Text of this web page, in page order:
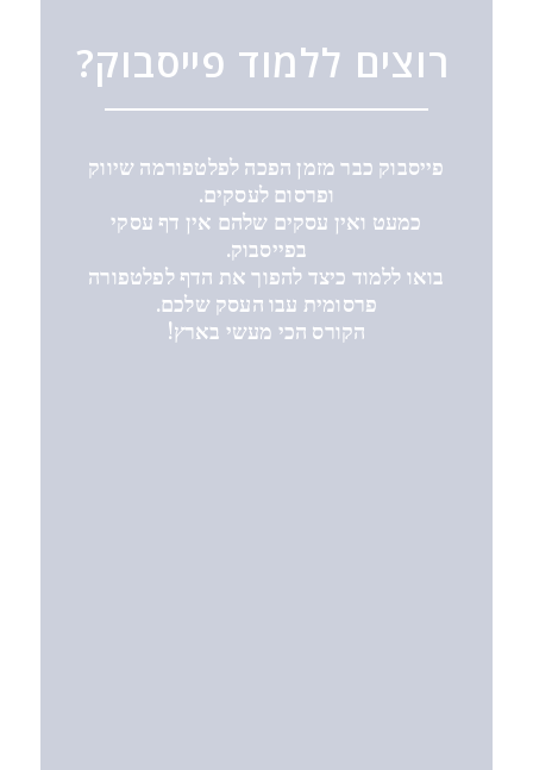
רוצים ללמוד פייסבוק?
פייסבוק כבר מזמן הפכה לפלטפורמה שיווק
ופרסום לעסקים.
כמעט ואין עסקים שלהם אין דף עסקי
בפייסבוק.
בואו ללמוד כיצד להפוך את הדף לפלטפורה
פרסומית עבו העסק שלכם.
הקורס הכי מעשי בארץ!